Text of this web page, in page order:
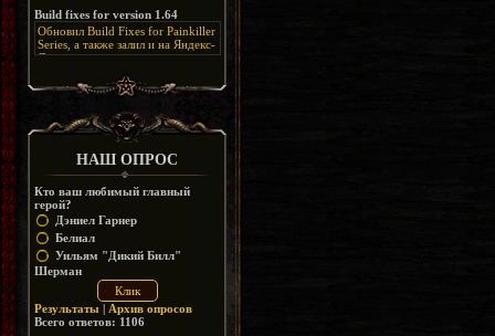
https://uzbekmelbet.com/ru/
дико отвлекает от обсуждения
скринов.
Resurrection, но настолько что не
особо уже и узнаётся
Build fixes for version 1.64
Обновил Build Fixes for Painkiller
Series, а также залил и на Яндекс-
Диск
НАШ ОПРОС
Кто ваш любимый главный
герой?
Дэниел Гарнер
Белиал
Уильям "Дикий Билл"
Шерман
Результаты | Архив опросов
Всего ответов: 1106